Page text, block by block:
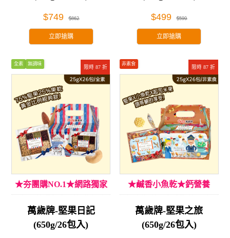
$749 $862
立即搶購
$499 $599
立即搶購
限時 87 折
全素 無調味
★夯團購NO.1★網路獨家
萬歲牌-堅果日記
(650g/26包入)
限時 87 折
非素食
★鹹香小魚乾★鈣營養
萬歲牌-堅果之旅
(650g/26包入)